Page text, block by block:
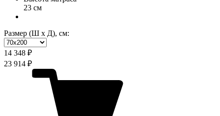
23 см
Размер (Ш х Д), см:
14 348 ₽
23 914 ₽